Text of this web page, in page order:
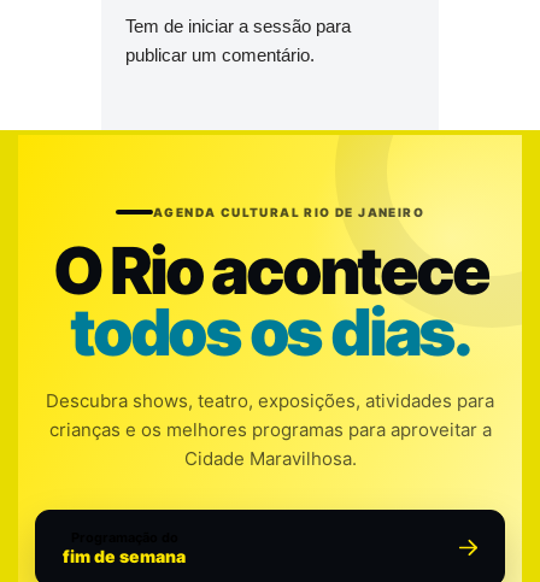
Tem de iniciar a sessão para
publicar um comentário.
AGENDA CULTURAL RIO DE JANEIRO
O Rio acontece
todos os dias.
Descubra shows, teatro, exposições, atividades para
crianças e os melhores programas para aproveitar a
Cidade Maravilhosa.
fim de semana